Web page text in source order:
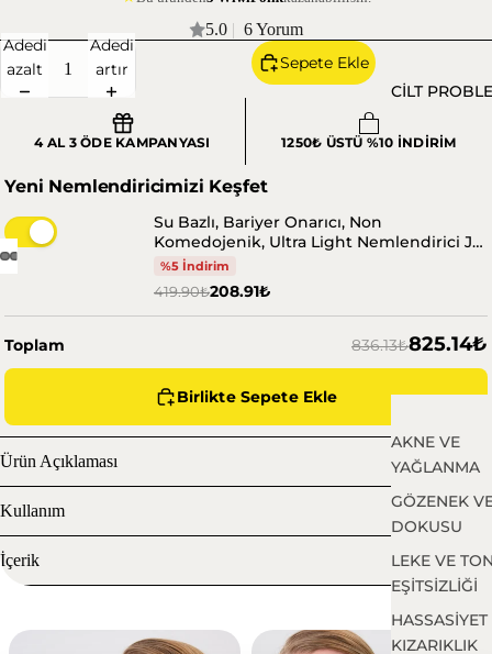
CİLT
AKNE VE
YAĞLANMA
GÖZENEK
DOKUSU
LEKE VE
EŞİTSİZLİĞİ
HASSASİYET
KIZARIKLIK
5.0 | 6 Yorum
Adedi
azalt
Adedi
artır
Sepete Ekle
4 AL 3 ÖDE KAMPANYASI 1250₺ ÜSTÜ %10 İNDİRİM
Yeni Nemlendiricimizi Keşfet
Su Bazlı, Bariyer Onarıcı, Non
Komedojenik, Ultra Light Nemlendirici Jel
Krem 100 ml
%5 İndirim
419.90₺208.91₺
Toplam 836.13₺825.14₺
Birlikte Sepete Ekle
Ürün Açıklaması
Kullanım
İçerik